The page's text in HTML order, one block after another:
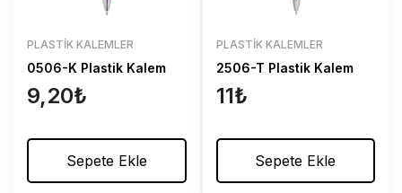
PLASTIK KALEMLER
0506-K Plastik Kalem
9,20₺
Sepete Ekle
PLASTIK KALEMLER
2506-T Plastik Kalem
11₺
Sepete Ekle